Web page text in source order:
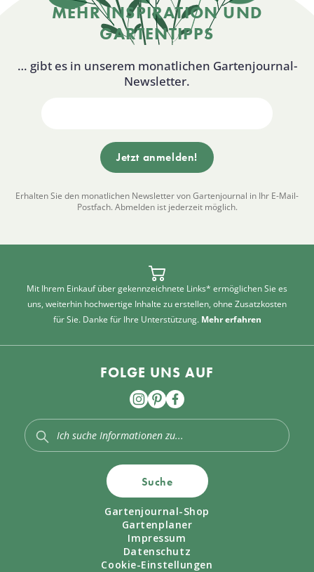
MEHR INSPIRATION UND
GARTENTIPPS
… gibt es in unserem monatlichen Gartenjournal-
Newsletter.
Erhalten Sie den monatlichen Newsletter von Gartenjournal in Ihr E-Mail-
Postfach. Abmelden ist jederzeit möglich.
Mit Ihrem Einkauf über gekennzeichnete Links* ermöglichen Sie es
uns, weiterhin hochwertige Inhalte zu erstellen, ohne Zusatzkosten
für Sie. Danke für Ihre Unterstützung. Mehr erfahren
FOLGE UNS AUF
Suche
Gartenjournal-Shop
Gartenplaner
Impressum
Datenschutz
Cookie-Einstellungen